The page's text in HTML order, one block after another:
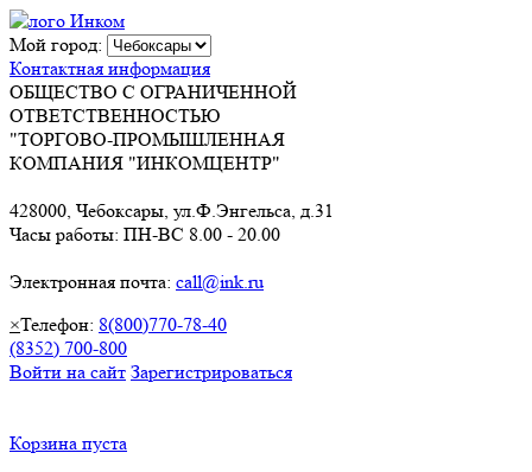
Мой город:
Контактная информация
ОБЩЕСТВО С ОГРАНИЧЕННОЙ
ОТВЕТСТВЕННОСТЬЮ
"ТОРГОВО-ПРОМЫШЛЕННАЯ
КОМПАНИЯ "ИНКОМЦЕНТР"
428000, Чебоксары, ул.Ф.Энгельса, д.31
Часы работы: ПН-ВС 8.00 - 20.00
Электронная почта: call@ink.ru
×Телефон: 8(800)770-78-40
(8352) 700-800
Войти на сайт Зарегистрироваться
Корзина пуста